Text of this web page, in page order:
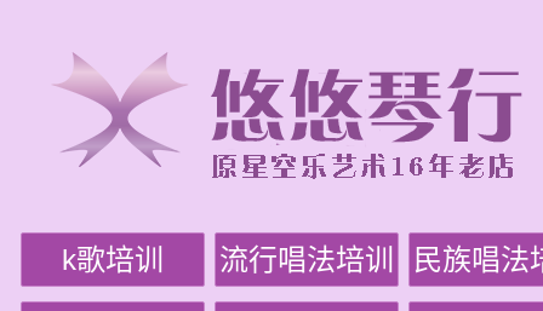
k歌培训 流行唱法培训 民族唱法